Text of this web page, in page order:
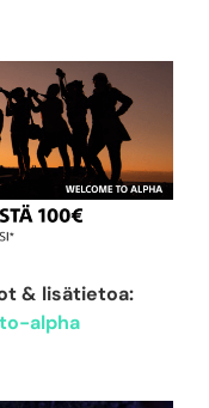
& lisätietoa:
alpha